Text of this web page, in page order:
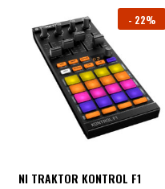
- 22%
NI TRAKTOR KONTROL F1